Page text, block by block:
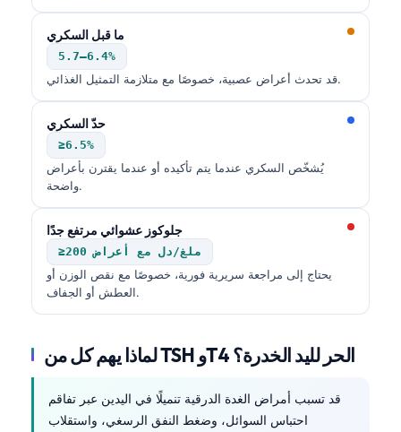
ما قبل السكري
5.7–6.4%
قد تحدث أعراض عصبية، خصوصًا مع متلازمة التمثيل الغذائي.
حدّ السكري
≥6.5%
يُشخّص السكري عندما يتم تأكيده أو عندما يقترن بأعراض
واضحة.
جلوكوز عشوائي مرتفع جدًا
≥200 ملغ/دل مع أعراض
يحتاج إلى مراجعة سريرية فورية، خصوصًا مع نقص الوزن أو
العطش أو الجفاف.
لماذا يهم كل من TSH وT4 الحر لليد الخدرة؟
قد تسبب أمراض الغدة الدرقية تنميلًا في اليدين عبر تفاقم
احتباس السوائل، وضغط النفق الرسغي، واستقلاب